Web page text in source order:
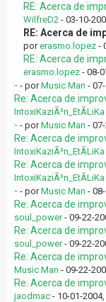
RE: Acerca de
WilfreD2 - 03-10-
RE: Acerca de
porerasmo.lopez -
RE: Acerca de
erasmo.lopez - 08-
- - porMusic Man -
Re: Acerca de
IntoxiKaziÃ³n_EtÃ­LiKa
- - porMusic Man -
Re: Acerca de
IntoxiKaziÃ³n_EtÃ­LiKa
Re: Acerca de
IntoxiKaziÃ³n_EtÃ­LiKa
- - porMusic Man -
Re: Acerca de
soul_power- 09-22-
Re: Acerca de
soul_power- 09-22-
Re: Acerca de
Music Man - 09-22-
Re: Acerca de
jaodmac - 10-01-